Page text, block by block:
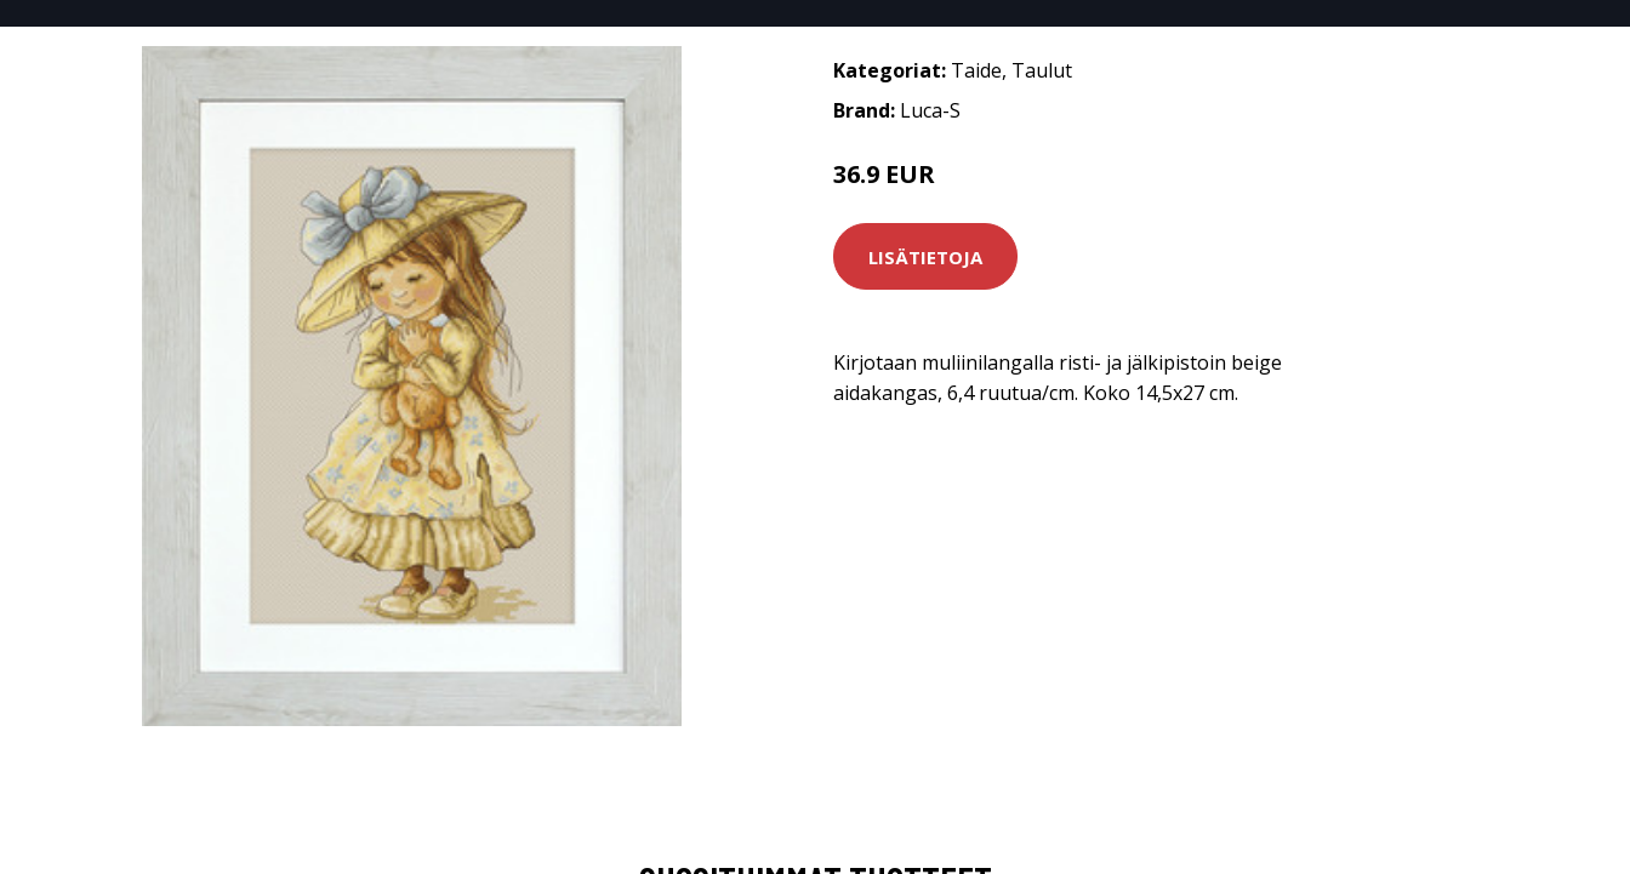
Kategoriat: Taide, Taulut
Brand: Luca-S
36.9 EUR
LISÄTIETOJA
Kirjotaan muliinilangalla risti- ja jälkipistoin beige
aidakangas, 6,4 ruutua/cm. Koko 14,5x27 cm.